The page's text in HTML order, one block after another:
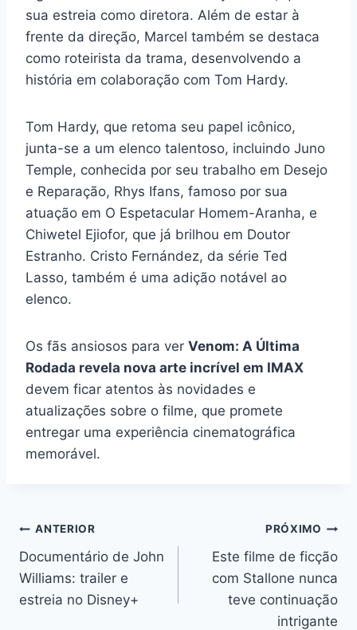
sua estreia como diretora. Além de estar à
frente da direção, Marcel também se destaca
como roteirista da trama, desenvolvendo a
história em colaboração com Tom Hardy.
Tom Hardy, que retoma seu papel icônico,
junta-se a um elenco talentoso, incluindo Juno
Temple, conhecida por seu trabalho em Desejo
e Reparação, Rhys Ifans, famoso por sua
atuação em O Espetacular Homem-Aranha, e
Chiwetel Ejiofor, que já brilhou em Doutor
Estranho. Cristo Fernández, da série Ted
Lasso, também é uma adição notável ao
elenco.
Os fãs ansiosos para ver Venom: A Última
Rodada revela nova arte incrível em IMAX
devem ficar atentos às novidades e
atualizações sobre o filme, que promete
entregar uma experiência cinematográfica
memorável.
Navegação
de
Post
ANTERIOR
Documentário de John
Williams: trailer e
estreia no Disney+
PRÓXIMO
Este filme de ficção
com Stallone nunca
teve continuação
intrigante